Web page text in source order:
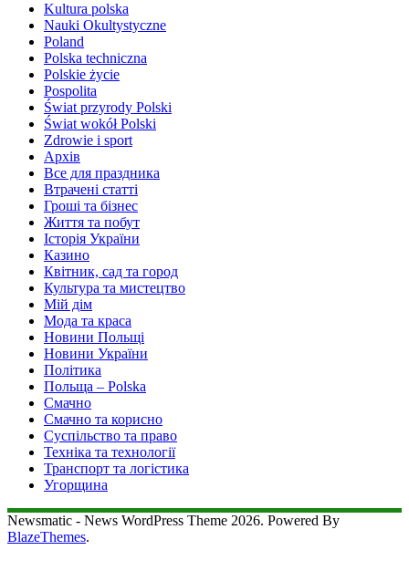
Kultura polska
Nauki Okultystyczne
Poland
Polska techniczna
Polskie życie
Pospolita
Świat przyrody Polski
Świat wokół Polski
Zdrowie i sport
Архів
Все для праздника
Втрачені статті
Гроші та бізнес
Життя та побут
Історія України
Казино
Квітник, сад та город
Культура та мистецтво
Мій дім
Мода та краса
Новини Польщі
Новини України
Політика
Польща – Polska
Смачно
Смачно та корисно
Суспільство та право
Техніка та технології
Транспорт та логістика
Угорщина
Newsmatic - News WordPress Theme 2026. Powered By
BlazeThemes.